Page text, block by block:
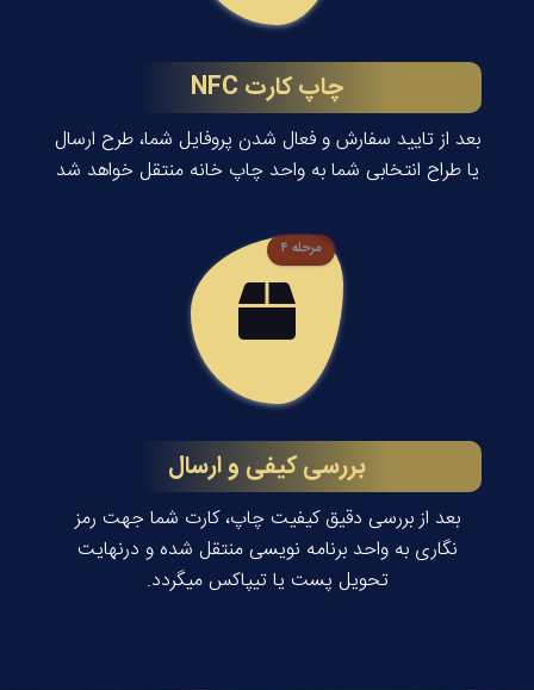
چاپ کارت NFC
بعد از تایید سفارش و فعال شدن پروفایل شما، طرح ارسال
یا طراح انتخابی شما به واحد چاپ خانه منتقل خواهد شد
بررسی کیفی و ارسال
بعد از بررسی دقیق کیفیت چاپ، کارت شما جهت رمز
نگاری به واحد برنامه نویسی منتقل شده و درنهایت
تحویل پست یا تیپاکس میگردد.
مرحله ۴